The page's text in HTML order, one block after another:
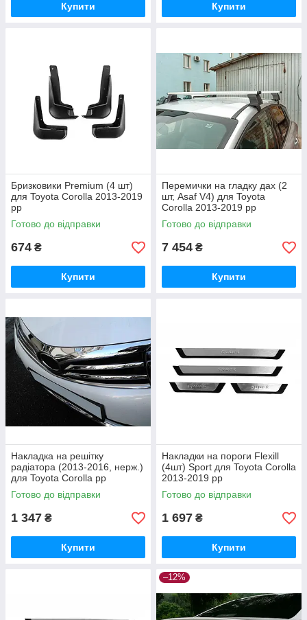
Купити Купити
Бризковики Premium (4 шт)
для Toyota Corolla 2013-2019
рр
Готово до відправки
674 ₴
Купити
Перемички на гладку дах (2
шт, Asaf V4) для Toyota
Corolla 2013-2019 рр
Готово до відправки
7 454 ₴
Купити
Накладка на решітку
радіатора (2013-2016, нерж.)
для Toyota Corolla рр
Готово до відправки
1 347 ₴
Купити
Накладки на пороги Flexill
(4шт) Sport для Toyota Corolla
2013-2019 рр
Готово до відправки
1 697 ₴
Купити
–12%